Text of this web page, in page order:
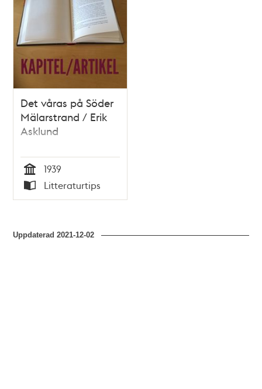
och
teman
Det våras på Söder
Mälarstrand / Erik
Asklund
Tid
1939
Typ
Litteraturtips
Uppdaterad2021-12-02